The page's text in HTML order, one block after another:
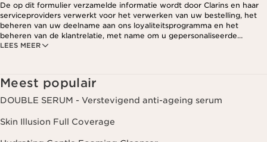
LEES MEER
De op dit formulier verzamelde informatie wordt door Clarins en haar
serviceproviders verwerkt voor het verwerken van uw bestelling, het
beheren van uw deelname aan ons loyaliteitsprogramma en het
beheren van de klantrelatie, met name om u gepersonaliseerde
aanbiedingen te kunnen sturen op basis van uw eerdere aankopen en
Meest populair
DOUBLE SERUM - Verstevigend anti-ageing serum
Skin Illusion Full Coverage